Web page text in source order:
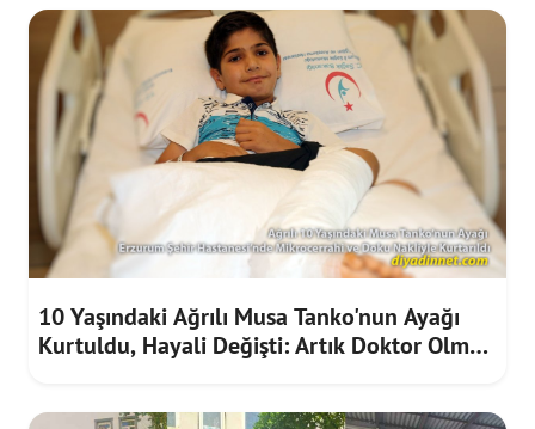
10 Yaşındaki Ağrılı Musa Tanko'nun Ayağı
Kurtuldu, Hayali Değişti: Artık Doktor Olmak